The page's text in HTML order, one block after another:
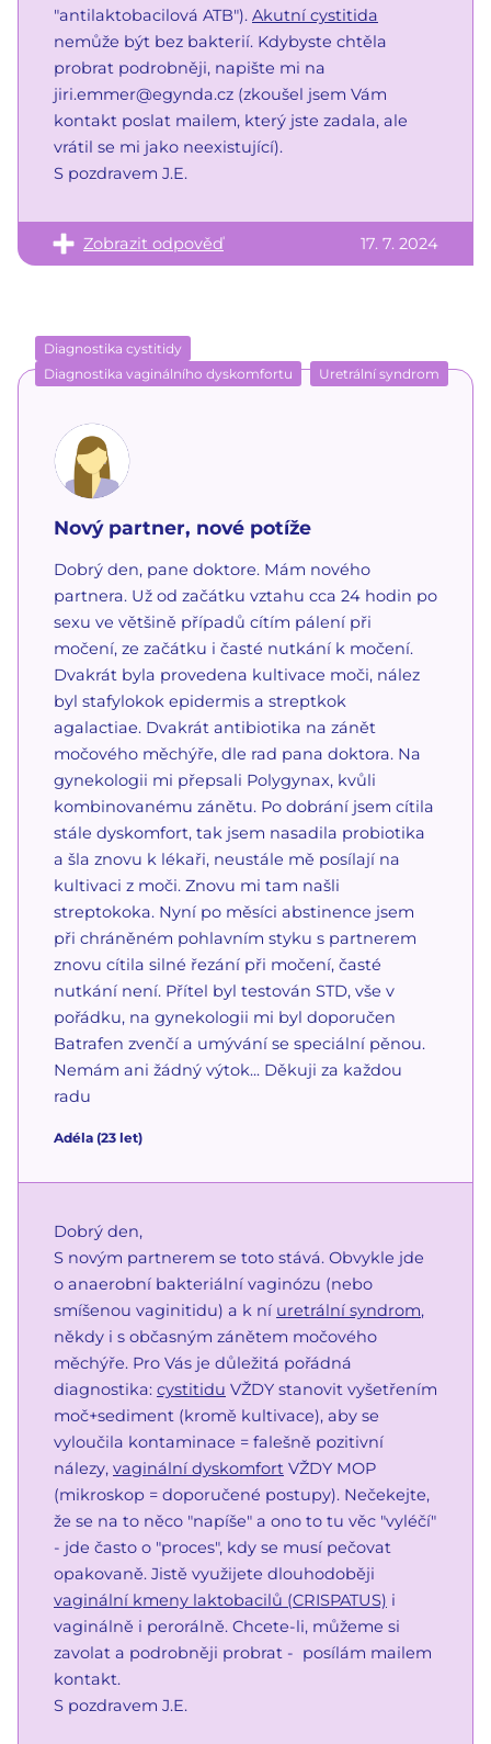
"antilaktobacilová ATB"). Akutní cystitida
nemůže být bez bakterií. Kdybyste chtěla
probrat podrobněji, napište mi na
jiri.emmer@egynda.cz (zkoušel jsem Vám
kontakt poslat mailem, který jste zadala, ale
vrátil se mi jako neexistující).
S pozdravem J.E.
Zobrazit odpověď 17. 7. 2024
Diagnostika cystitidy
Diagnostika vaginálního dyskomfortu
Uretrální syndrom
Nový partner, nové potíže
Dobrý den, pane doktore. Mám nového
partnera. Už od začátku vztahu cca 24 hodin po
sexu ve většině případů cítím pálení při
močení, ze začátku i časté nutkání k močení.
Dvakrát byla provedena kultivace moči, nález
byl stafylokok epidermis a streptkok
agalactiae. Dvakrát antibiotika na zánět
močového měchýře, dle rad pana doktora. Na
gynekologii mi přepsali Polygynax, kvůli
kombinovanému zánětu. Po dobrání jsem cítila
stále dyskomfort, tak jsem nasadila probiotika
a šla znovu k lékaři, neustále mě posílají na
kultivaci z moči. Znovu mi tam našli
streptokoka. Nyní po měsíci abstinence jsem
při chráněném pohlavním styku s partnerem
znovu cítila silné řezání při močení, časté
nutkání není. Přítel byl testován STD, vše v
pořádku, na gynekologii mi byl doporučen
Batrafen zvenčí a umývání se speciální pěnou.
Nemám ani žádný výtok... Děkuji za každou
radu
Adéla (23 let)
Dobrý den,
S novým partnerem se toto stává. Obvykle jde
o anaerobní bakteriální vaginózu (nebo
smíšenou vaginitidu) a k ní uretrální syndrom,
někdy i s občasným zánětem močového
měchýře. Pro Vás je důležitá pořádná
diagnostika: cystitidu VŽDY stanovit vyšetřením
moč+sediment (kromě kultivace), aby se
vyloučila kontaminace = falešně pozitivní
nálezy, vaginální dyskomfort VŽDY MOP
(mikroskop = doporučené postupy). Nečekejte,
že se na to něco "napíše" a ono to tu věc "vyléčí"
- jde často o "proces", kdy se musí pečovat
opakovaně. Jistě využijete dlouhodoběji
vaginální kmeny laktobacilů (CRISPATUS) i
vaginálně i perorálně. Chcete-li, můžeme si
zavolat a podrobněji probrat - posílám mailem
kontakt.
S pozdravem J.E.